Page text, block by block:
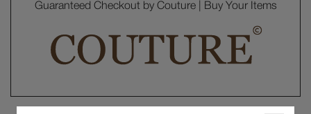
Guaranteed Checkout by Couture | Buy Your Items